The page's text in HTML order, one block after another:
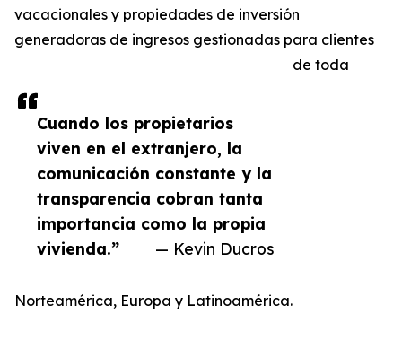
Cuando los propietarios
viven en el extranjero, la
comunicación constante y la
transparencia cobran tanta
importancia como la propia
vivienda.”
— Kevin Ducros
vacacionales y propiedades de inversión
generadoras de ingresos gestionadas para clientes
de toda
Norteamérica, Europa y Latinoamérica.